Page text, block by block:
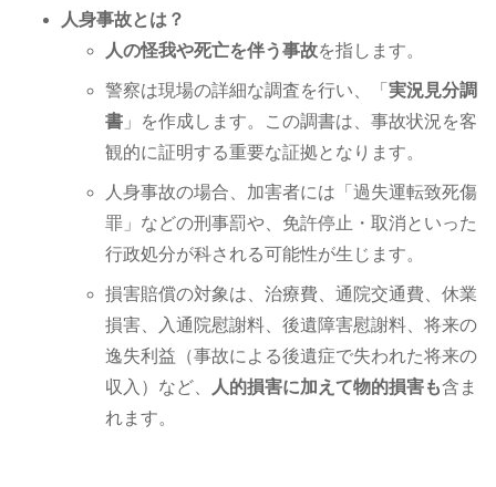
人身事故とは？
人の怪我や死亡を伴う事故を指します。
警察は現場の詳細な調査を行い、「 実況見分調
書 」を作成します。この調書は、事故状況を客
観的に証明する重要な証拠となります。
人身事故の場合、加害者には「過失運転致死傷
罪」などの刑事罰や、免許停止・取消といった
行政処分が科される可能性が生じます。
損害賠償の対象は、治療費、通院交通費、休業
損害、入通院慰謝料、後遺障害慰謝料、将来の
逸失利益（事故による後遺症で失われた将来の
収入）など、
人的損害に加えて物的損害も含ま
れます。